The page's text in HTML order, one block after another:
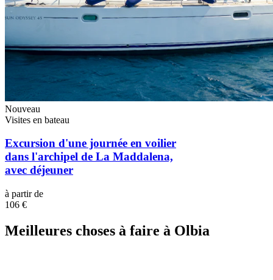
Nouveau
Visites en bateau
Excursion d'une journée en voilier
dans l'archipel de La Maddalena,
avec déjeuner
à partir de
106 €
Meilleures choses à faire à Olbia